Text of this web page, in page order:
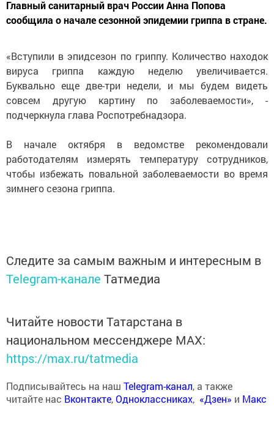
Главный санитарный врач России Анна Попова
сообщила о начале сезонной эпидемии гриппа в стране.
«Вступили в эпидсезон по гриппу. Количество находок
вируса гриппа каждую неделю увеличивается.
Буквально еще две-три недели, и мы будем видеть
совсем другую картину по заболеваемости», -
подчеркнула глава Роспотребнадзора.
В начале октября в ведомстве рекомендовали
работодателям измерять температуру сотрудников,
чтобы избежать повальной заболеваемости во время
зимнего сезона гриппа.
Следите за самым важным и интересным в
Telegram-канале Татмедиа
Читайте новости Татарстана в
национальном мессенджере MАХ:
https://max.ru/tatmedia
Подписывайтесь на наш Telegram-канал, а также
читайте нас Вконтакте,Одноклассниках, «Дзен» и Макс